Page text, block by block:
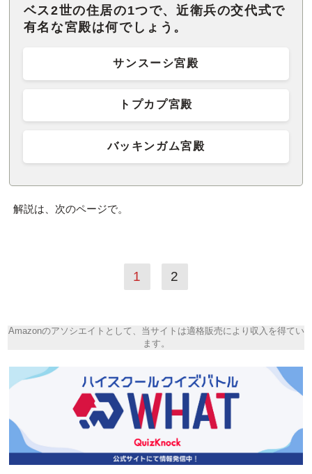
ベス2世の住居の1つで、近衛兵の交代式で
有名な宮殿は何でしょう。
サンスーシ宮殿
トプカプ宮殿
バッキンガム宮殿
解説は、次のページで。
1 2
Amazonのアソシエイトとして、当サイトは適格販売により収入を得てい
ます。